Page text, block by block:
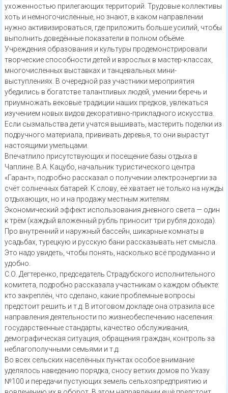
ухоженностью прилегающих территорий. Трудовые коллективы
хоть и немногочисленные, но знают, в каком направлении
нужно активизироваться, где приложить больше усилий, чтобы
выполнить доведённые показатели в полном объёме.
Учреждения образования и культуры продемонстрировали
творческие способности детей и взрослых в мастер-классах,
многочисленных выставках и танцевальных мини-
выступлениях. В очередной раз участники мероприятия
убедились в богатстве талантливых людей, умении беречь и
приумножать вековые традиции наших предков, увлекаться
изучением новых видов декоративно-прикладного искусства.
Если сызмальства дети учатся вышивать, мастерить поделки из
подручного материала, прививать деревья, то они вырастут
настоящими умельцами.
Впечатлило присутствующих и посещение базы отдыха в
Чаплине. В.А. Кацубо, начальник туристического центра
«Гарант», подробно рассказал о получении электроэнергии за
счёт солнечных батарей. К слову, её хватает не только на нужды
отдыхающих, но и на продажу местным жителям.
Экономический эффект использования дневного света — один
к трём (каждый вложенный рубль приносит три рубля дохода).
Про внутренний и наружный бассейн, шикарные комнаты в
усадьбах, турецкую и русскую бани рассказывать нет смысла.
Это надо увидеть, чтобы понять, насколько всё продуманно и
удобно.
С.О. Дегтеренко, председатель Страдубского исполнительного
комитета, подробно рассказала участникам о каждом объекте:
кто закреплён, что сделано, какие проблемные вопросы
предстоит решить и т.д. В итоговом докладе она отразила все
направления деятельности по жизнеобеспечению населения:
государственные стандарты, качество обслуживания,
демографическая ситуация, обращения граждан, контроль за
неблагополучными семьями и т.д.
Во всех сельских населённых пунктах особое внимание
уделялось наведению порядка, сносу ветхих домов по Указу
№100 и передачи пустующих земель сельхозпредприятию и